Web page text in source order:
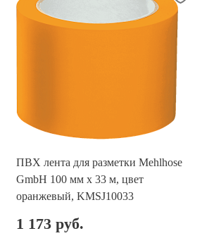
ПВХ лента для разметки Mehlhose
GmbH 100 мм х 33 м, цвет
оранжевый, KMSJ10033
1 173 руб.